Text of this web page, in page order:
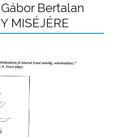
Bertalan
MISÉJÉRE